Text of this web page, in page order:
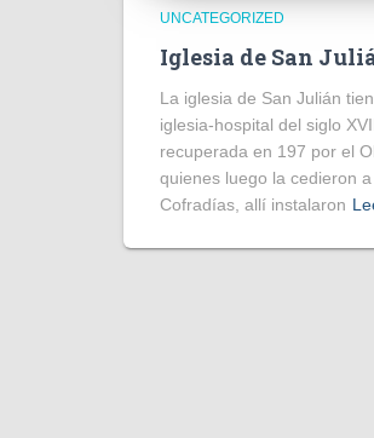
UNCATEGORIZED
Iglesia de San
La iglesia de San Julián
iglesia-hospital del siglo
recuperada en 197 por el
quienes luego la cedieron
Cofradías, allí instalaron